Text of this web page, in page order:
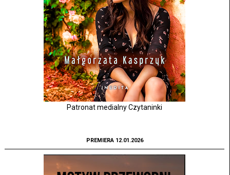
Patronat medialny Czytaninki
PREMIERA 12.01.2026